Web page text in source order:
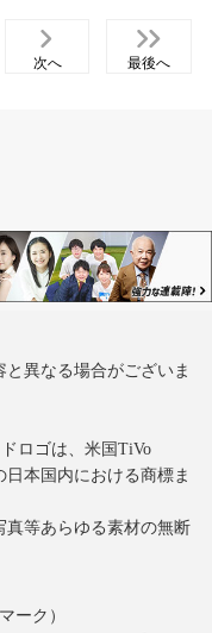
次へ 最後へ
異なる場合がございま
ロゴは、米国TiVo
本国内における商標ま
真等あらゆる素材の無断
ーク）